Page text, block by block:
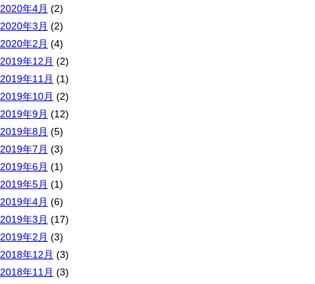
2020年4月 (2)
2020年3月 (2)
2020年2月 (4)
2019年12月 (2)
2019年11月 (1)
2019年10月 (2)
2019年9月 (12)
2019年8月 (5)
2019年7月 (3)
2019年6月 (1)
2019年5月 (1)
2019年4月 (6)
2019年3月 (17)
2019年2月 (3)
2018年12月 (3)
2018年11月 (3)